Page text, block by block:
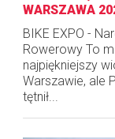
WARSZAWA
BIKE EXPO -
Rowerowy To
najpiękniejszy
Warszawie, ale
tętnił...